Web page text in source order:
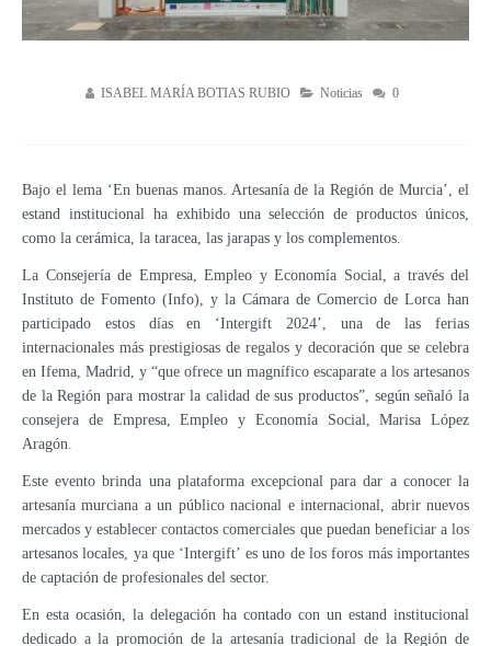
ISABEL MARÍA BOTIAS RUBIO Noticias 0
Bajo el lema ‘En buenas manos. Artesanía de la Región de Murcia’, el
estand institucional ha exhibido una selección de productos únicos,
como la cerámica, la taracea, las jarapas y los complementos.
La Consejería de Empresa, Empleo y Economía Social, a través del
Instituto de Fomento (Info), y la Cámara de Comercio de Lorca han
participado estos días en ‘Intergift 2024’, una de las ferias
internacionales más prestigiosas de regalos y decoración que se celebra
en Ifema, Madrid, y “que ofrece un magnífico escaparate a los artesanos
de la Región para mostrar la calidad de sus productos”, según señaló la
consejera de Empresa, Empleo y Economía Social, Marisa López
Aragón.
Este evento brinda una plataforma excepcional para dar a conocer la
artesanía murciana a un público nacional e internacional, abrir nuevos
mercados y establecer contactos comerciales que puedan beneficiar a los
artesanos locales, ya que ‘Intergift’ es uno de los foros más importantes
de captación de profesionales del sector.
En esta ocasión, la delegación ha contado con un estand institucional
dedicado a la promoción de la artesanía tradicional de la Región de